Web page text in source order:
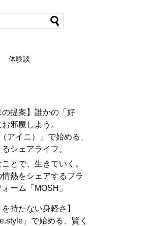
体験談
の提案】誰かの「好
邪魔しよう。
アイニ）」で始める、
シェアライフ。
とで、生きていく。
熱をシェアするプラ
ーム「MOSH」
を持たない身軽さ】
』で始める、賢く